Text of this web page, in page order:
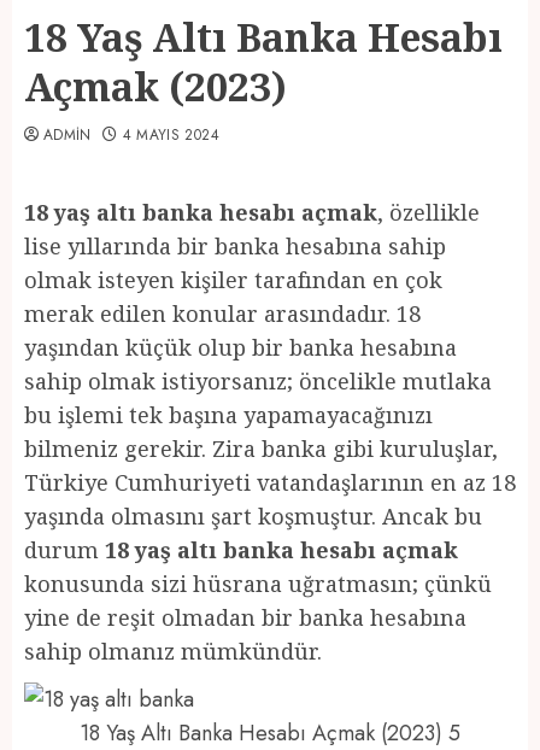
18 Yaş Altı Banka Hesabı
Açmak (2023)
ADMIN 4 MAYIS 2024
18 yaş altı banka hesabı açmak, özellikle
lise yıllarında bir banka hesabına sahip
olmak isteyen kişiler tarafından en çok
merak edilen konular arasındadır. 18
yaşından küçük olup bir banka hesabına
sahip olmak istiyorsanız; öncelikle mutlaka
bu işlemi tek başına yapamayacağınızı
bilmeniz gerekir. Zira banka gibi kuruluşlar,
Türkiye Cumhuriyeti vatandaşlarının en az 18
yaşında olmasını şart koşmuştur. Ancak bu
durum 18 yaş altı banka hesabı açmak
konusunda sizi hüsrana uğratmasın; çünkü
yine de reşit olmadan bir banka hesabına
sahip olmanız mümkündür.
18 Yaş Altı Banka Hesabı Açmak (2023) 5